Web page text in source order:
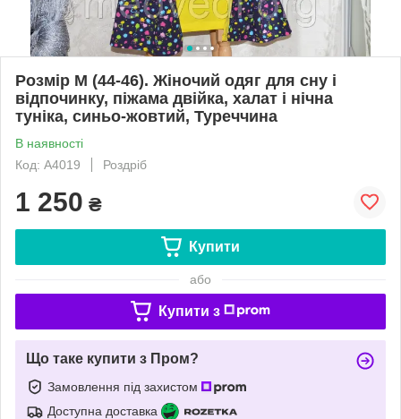
Розмір М (44-46). Жіночий одяг для сну і
відпочинку, піжама двійка, халат і нічна
туніка, синьо-жовтий, Туреччина
В наявності
Код: A4019
Роздріб
1 250 ₴
Купити
або
Купити з
Що таке купити з Пром?
Замовлення під захистом
Доступна доставка